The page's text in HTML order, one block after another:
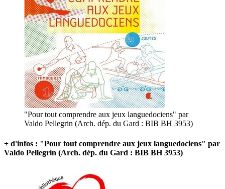
"Pour tout comprendre aux jeux languedociens" par
Valdo Pellegrin (Arch. dép. du Gard : BIB BH 3953)
+ d'infos : "Pour tout comprendre aux jeux languedociens" par
Valdo Pellegrin (Arch. dép. du Gard : BIB BH 3953)